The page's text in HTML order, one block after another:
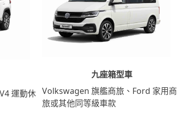
運動休
九座箱型車
Volkswagen 旗艦商旅、Ford 家用商
旅或其他同等級車款